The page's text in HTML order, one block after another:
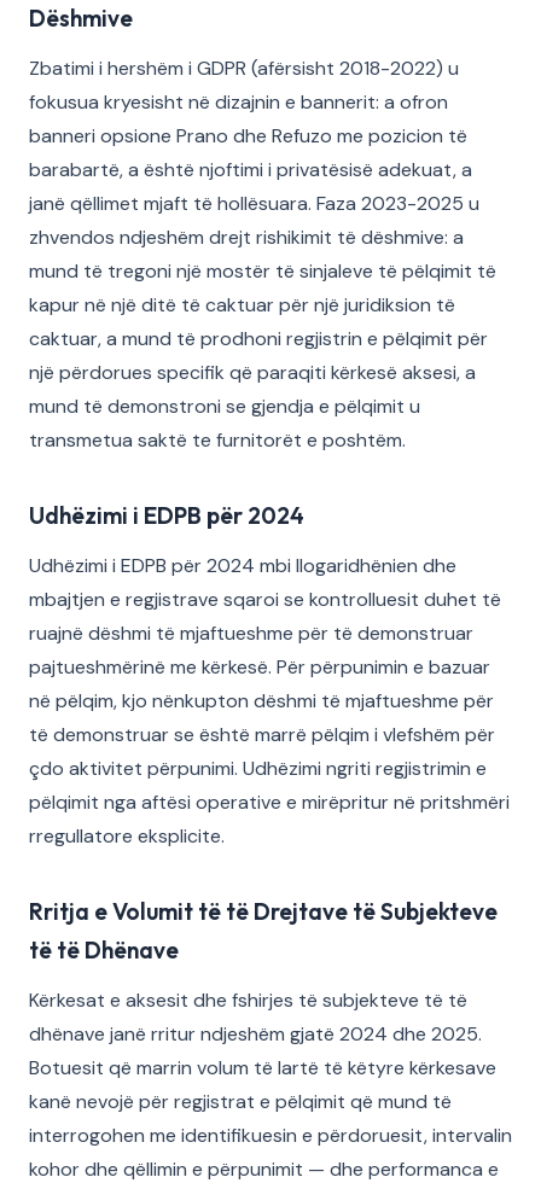
Dëshmive
Zbatimi i hershëm i GDPR (afërsisht 2018-2022) u
fokusua kryesisht në dizajnin e bannerit: a ofron
banneri opsione Prano dhe Refuzo me pozicion të
barabartë, a është njoftimi i privatësisë adekuat, a
janë qëllimet mjaft të hollësuara. Faza 2023-2025 u
zhvendos ndjeshëm drejt rishikimit të dëshmive: a
mund të tregoni një mostër të sinjaleve të pëlqimit të
kapur në një ditë të caktuar për një juridiksion të
caktuar, a mund të prodhoni regjistrin e pëlqimit për
një përdorues specifik që paraqiti kërkesë aksesi, a
mund të demonstroni se gjendja e pëlqimit u
transmetua saktë te furnitorët e poshtëm.
Udhëzimi i EDPB për 2024
Udhëzimi i EDPB për 2024 mbi llogaridhënien dhe
mbajtjen e regjistrave sqaroi se kontrolluesit duhet të
ruajnë dëshmi të mjaftueshme për të demonstruar
pajtueshmërinë me kërkesë. Për përpunimin e bazuar
në pëlqim, kjo nënkupton dëshmi të mjaftueshme për
të demonstruar se është marrë pëlqim i vlefshëm për
çdo aktivitet përpunimi. Udhëzimi ngriti regjistrimin e
pëlqimit nga aftësi operative e mirëpritur në pritshmëri
rregullatore eksplicite.
Rritja e Volumit të të Drejtave të Subjekteve
të të Dhënave
Kërkesat e aksesit dhe fshirjes të subjekteve të të
dhënave janë rritur ndjeshëm gjatë 2024 dhe 2025.
Botuesit që marrin volum të lartë të këtyre kërkesave
kanë nevojë për regjistrat e pëlqimit që mund të
interrogohen me identifikuesin e përdoruesit, intervalin
kohor dhe qëllimin e përpunimit — dhe performanca e